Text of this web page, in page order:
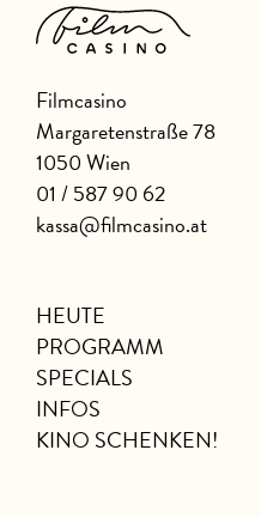
Filmcasino
Margaretenstraße 78
1050 Wien
01 / 587 90 62
kassa@filmcasino.at
HEUTE
PROGRAMM
SPECIALS
INFOS
KINO SCHENKEN!